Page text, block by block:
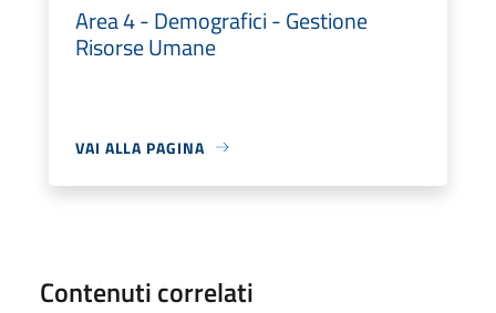
Area 4 - Demografici - Gestione
Risorse Umane
VAI ALLA PAGINA
Contenuti correlati